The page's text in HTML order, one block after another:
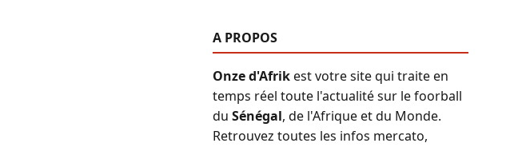
A PROPOS
Onze d'Afrikest votre site qui traite en
temps réel toute l'actualité sur le foorball
du Sénégal, de l'Afrique et du Monde.
Retrouvez toutes les infos mercato,